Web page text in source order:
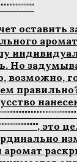
оставить
Но
возможно,
это